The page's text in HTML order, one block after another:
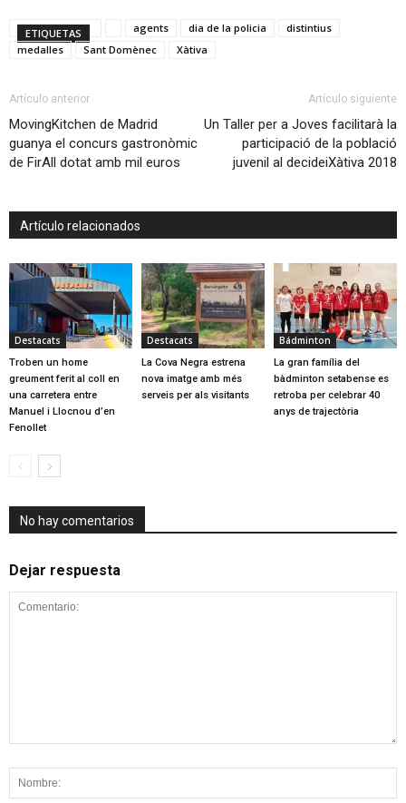
ETIQUETAS agents dia de la policia
distintius
medalles
Sant Domènec Xàtiva
Artículo anterior
MovingKitchen de Madrid
guanya el concurs gastronòmic
de FirAll dotat amb mil euros
Artículo siguiente
Un Taller per a Joves facilitarà la
participació de la població
juvenil al decideiXàtiva 2018
Artículo relacionados
Destacats
Troben un home
greument ferit al coll en
una carretera entre
Manuel i Llocnou d’en
Fenollet
Destacats
La Cova Negra estrena
nova imatge amb més
serveis per als visitants
Bádminton
La gran família del
bàdminton setabense es
retroba per celebrar 40
anys de trajectòria
No hay comentarios
Dejar respuesta